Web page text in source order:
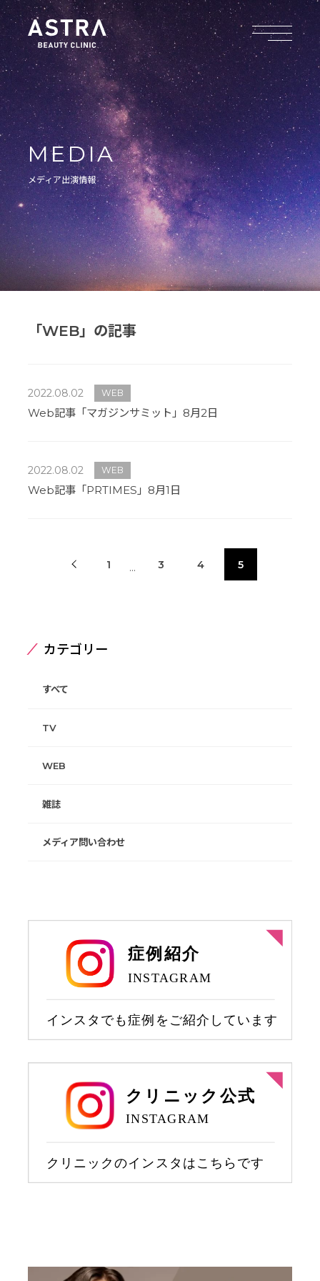
MEDIA
メディア出演情報
「WEB」の記事
2022.08.02 WEB
Web記事「マガジンサミット」8月2日
2022.08.02 WEB
Web記事「PRTIMES」8月1日
1 … 3 4 5
カテゴリー
すべて
TV
WEB
雑誌
メディア問い合わせ